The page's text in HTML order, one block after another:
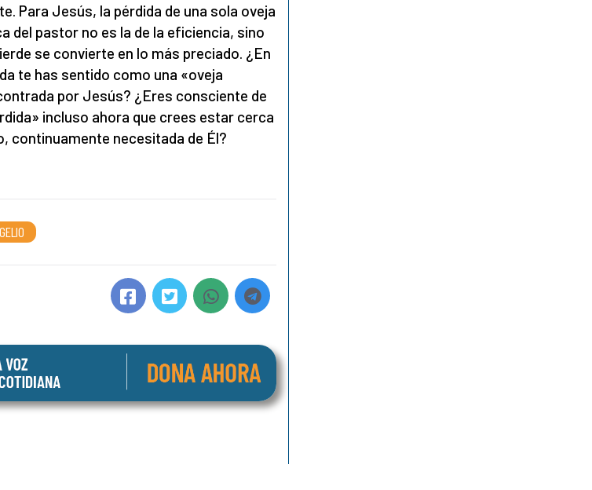
Para Jesús, la pérdida de una sola oveja
del pastor no es la de la eficiencia, sino
se convierte en lo más preciado. ¿En
te has sentido como una «oveja
por Jesús? ¿Eres consciente de
incluso ahora que crees estar cerca
continuamente necesitada de Él?